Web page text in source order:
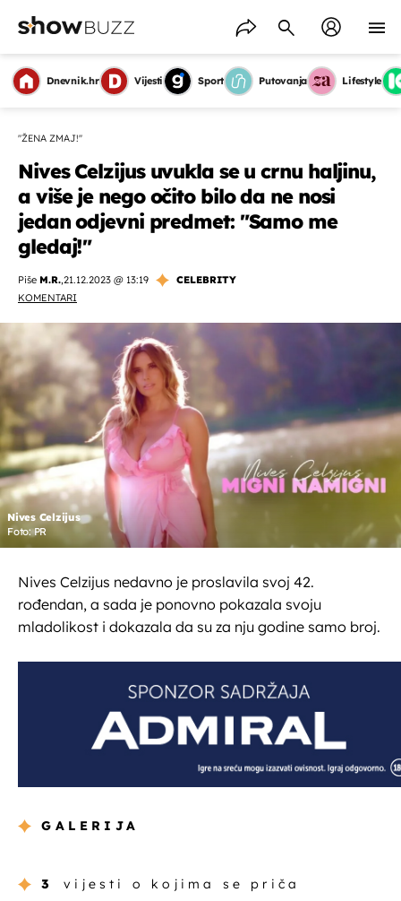
Dnevnik.hr Vijesti Sport Putovanja Lifestyle
"ŽENA ZMAJ!''
Nives Celzijus uvukla se u crnu haljinu,
a više je nego očito bilo da ne nosi
jedan odjevni predmet: "Samo me
gledaj!"
Piše M.R.,21.12.2023 @ 13:19
CELEBRITY
KOMENTARI
Nives Celzijus
Foto: PR
Nives Celzijus nedavno je proslavila svoj 42.
rođendan, a sada je ponovno pokazala svoju
mladolikost i dokazala da su za nju godine samo broj.
GALERIJA
3 vijesti o kojima se priča
OMOGUĆI OBAVIJESTI